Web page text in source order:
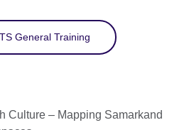
General Training